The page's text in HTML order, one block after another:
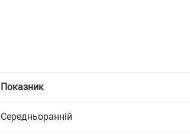
Показник
Середньоранній